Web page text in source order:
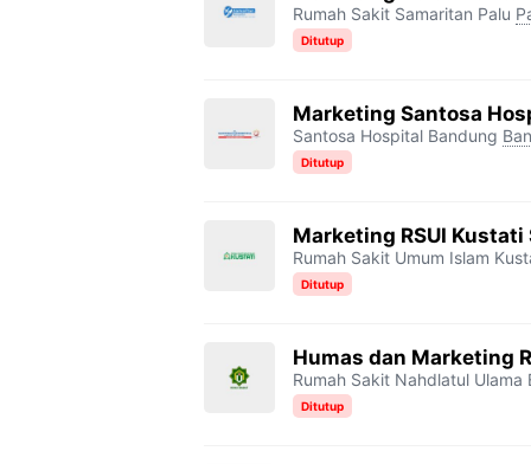
Rumah Sakit Samaritan Palu
Ditutup
Marketing Santosa
Santosa Hospital Bandung
Ditutup
Marketing RSUI Kustati
Rumah Sakit Umum Islam
Ditutup
Humas dan Marketing
Rumah Sakit Nahdlatul Ulama
Ditutup